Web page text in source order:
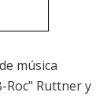
música
Roc" Ruttner y